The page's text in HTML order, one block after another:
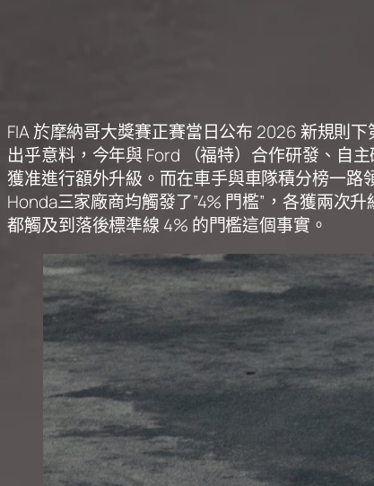
FIA 於摩納哥大獎賽正賽當日公布 2026 新規則
出乎意料，今年與 Ford （福特）合作研發、自
獲准進行額外升級。而在車手與車隊積分榜一路
Honda三家廠商均觸發了”4% 門檻”，各獲兩次
都觸及到落後標準線 4% 的門檻這個事實。